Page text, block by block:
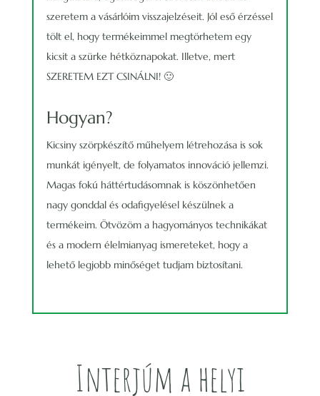
szeretem a vásárlóim visszajelzéseit. Jól eső érzéssel
tölt el, hogy termékeimmel megtörhetem egy
kicsit a szürke hétköznapokat. Illetve, mert
SZERETEM EZT CSINÁLNI! 🙂
Hogyan?
Kicsiny szörpkészítő műhelyem létrehozása is sok
munkát igényelt, de folyamatos innováció jellemzi.
Magas fokú háttértudásomnak is köszönhetően
nagy gonddal és odafigyelésel készülnek a
termékeim. Ötvözöm a hagyományos technikákat
és a modern élelmianyag ismereteket, hogy a
lehető legjobb minőséget tudjam biztosítani.
Interjúm a helyi